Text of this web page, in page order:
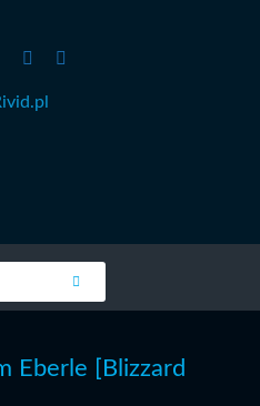
Eberle [Blizzard